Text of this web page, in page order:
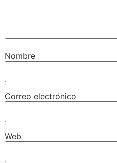
Nombre
Correo electrónico
Web